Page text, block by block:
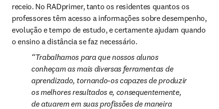
receio. No RADprimer, tanto os residentes quantos os
professores têm acesso a informações sobre desempenho,
evolução e tempo de estudo, e certamente ajudam quando
o ensino a distância se faz necessário.
Trabalhamos para que nossos alunos
conheçam as mais diversas ferramentas de
aprendizado, tornando-os capazes de produzir
os melhores resultados e, consequentemente,
de atuarem em suas profissões de maneira